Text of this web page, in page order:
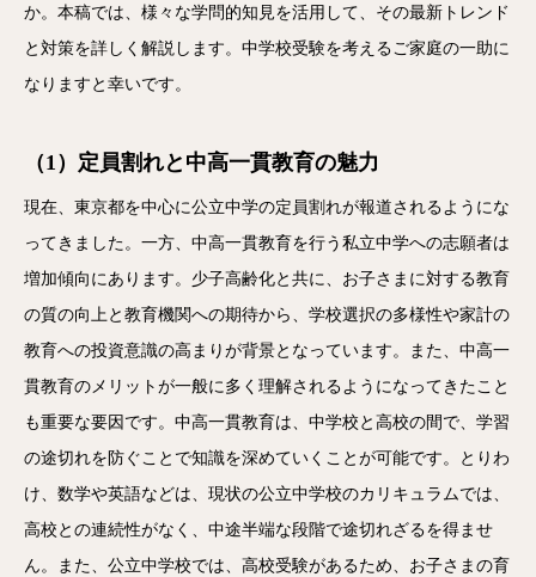
か。本稿では、様々な学問的知見を活用して、その最新トレンド
と対策を詳しく解説します。中学校受験を考えるご家庭の一助に
なりますと幸いです。
（1）定員割れと中高一貫教育の魅力
現在、東京都を中心に公立中学の定員割れが報道されるようにな
ってきました。一方、中高一貫教育を行う私立中学への志願者は
増加傾向にあります。少子高齢化と共に、お子さまに対する教育
の質の向上と教育機関への期待から、学校選択の多様性や家計の
教育への投資意識の高まりが背景となっています。また、中高一
貫教育のメリットが一般に多く理解されるようになってきたこと
も重要な要因です。中高一貫教育は、中学校と高校の間で、学習
の途切れを防ぐことで知識を深めていくことが可能です。とりわ
け、数学や英語などは、現状の公立中学校のカリキュラムでは、
高校との連続性がなく、中途半端な段階で途切れざるを得ませ
ん。また、公立中学校では、高校受験があるため、お子さまの育